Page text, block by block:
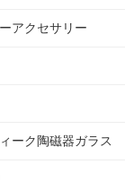
アクセサリー
ーク陶磁器ガラス